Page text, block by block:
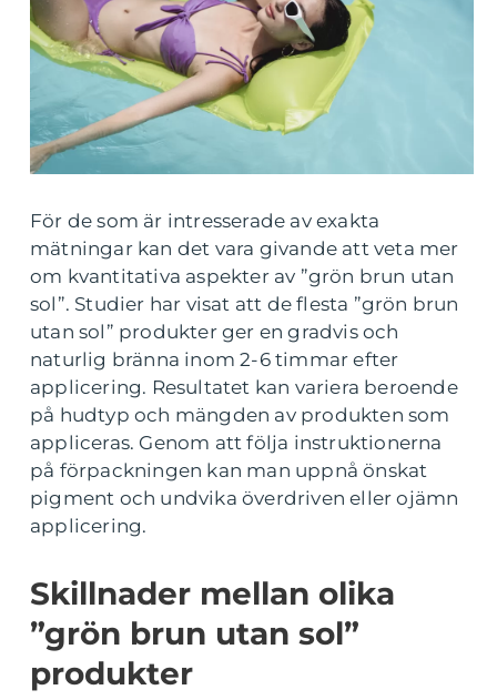
För de som är intresserade av exakta
mätningar kan det vara givande att veta mer
om kvantitativa aspekter av ”grön brun utan
sol”. Studier har visat att de flesta ”grön brun
utan sol” produkter ger en gradvis och
naturlig bränna inom 2-6 timmar efter
applicering. Resultatet kan variera beroende
på hudtyp och mängden av produkten som
appliceras. Genom att följa instruktionerna
på förpackningen kan man uppnå önskat
pigment och undvika överdriven eller ojämn
applicering.
Skillnader mellan olika
”grön brun utan sol”
produkter